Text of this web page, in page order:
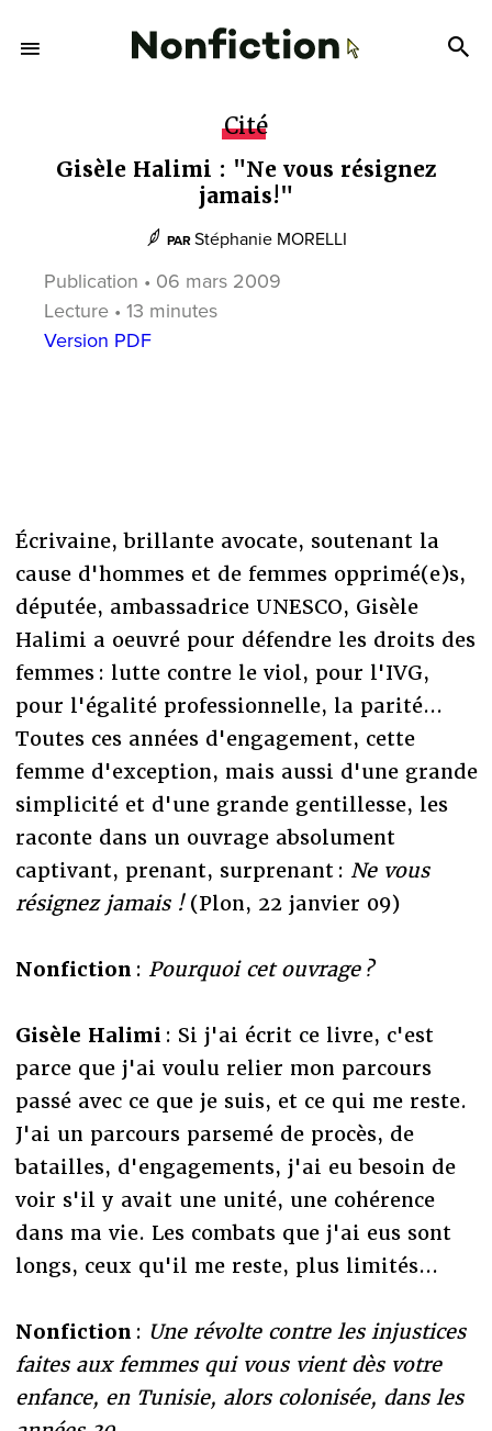
Cité
Gisèle Halimi : "Ne vous résignez
jamais!"
PAR Stéphanie MORELLI
Publication • 06 mars 2009
Lecture • 13 minutes
Version PDF
Écrivaine, brillante avocate, soutenant la
cause d'hommes et de femmes opprimé(e)s,
députée, ambassadrice UNESCO, Gisèle
Halimi a oeuvré pour défendre les droits des
femmes : lutte contre le viol, pour l'IVG,
pour l'égalité professionnelle, la parité...
Toutes ces années d'engagement, cette
femme d'exception, mais aussi d'une grande
simplicité et d'une grande gentillesse, les
raconte dans un ouvrage absolument
captivant, prenant, surprenant : Ne vous
résignez jamais !(Plon, 22 janvier 09)
Nonfiction : Pourquoi cet ouvrage ?
Gisèle Halimi : Si j'ai écrit ce livre, c'est
parce que j'ai voulu relier mon parcours
passé avec ce que je suis, et ce qui me reste.
J'ai un parcours parsemé de procès, de
batailles, d'engagements, j'ai eu besoin de
voir s'il y avait une unité, une cohérence
dans ma vie. Les combats que j'ai eus sont
longs, ceux qu'il me reste, plus limités...
Nonfiction : Une révolte contre les injustices
faites aux femmes qui vous vient dès votre
enfance, en Tunisie, alors colonisée, dans les